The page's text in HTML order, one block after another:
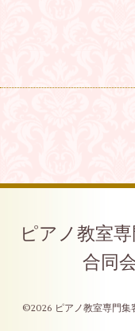
ピアノ教室
合同
©2026 ピアノ教室専門